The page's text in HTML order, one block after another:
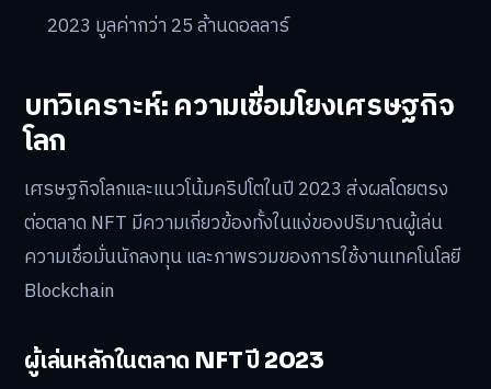
2023 มูลค่ากว่า 25 ล้านดอลลาร์
บทวิเคราะห์: ความเชื่อมโยงเศรษฐกิจ
โลก
เศรษฐกิจโลกและแนวโน้มคริปโตในปี 2023 ส่งผลโดยตรง
ต่อตลาด NFT มีความเกี่ยวข้องทั้งในแง่ของปริมาณผู้เล่น
ความเชื่อมั่นนักลงทุน และภาพรวมของการใช้งานเทคโนโลยี
Blockchain
ผู้เล่นหลักในตลาด NFT ปี 2023